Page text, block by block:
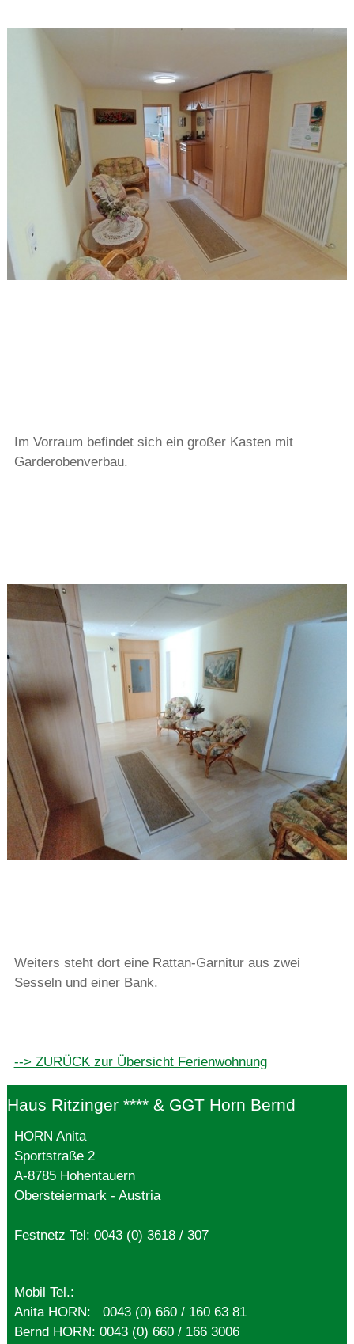
Im Vorraum befindet sich ein großer Kasten mit
Garderobenverbau.
Weiters steht dort eine Rattan-Garnitur aus zwei
Sesseln und einer Bank.
--> ZURÜCK zur Übersicht Ferienwohnung
Haus Ritzinger **** & GGT Horn Bernd
HORN Anita
Sportstraße 2
A-8785 Hohentauern
Obersteiermark - Austria
Festnetz Tel: 0043 (0) 3618 / 307
Mobil Tel.:
Anita HORN: 0043 (0) 660 / 160 63 81
Bernd HORN: 0043 (0) 660 / 166 3006